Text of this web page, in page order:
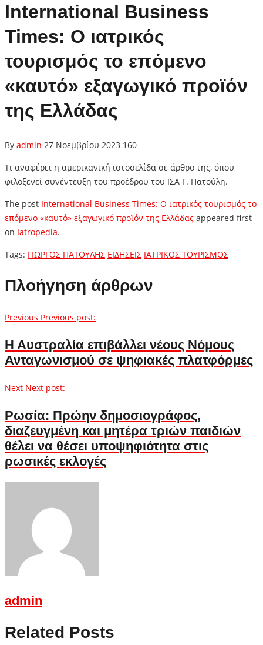
International Business
Times: Ο ιατρικός
τουρισμός το επόμενο
«καυτό» εξαγωγικό προϊόν
της Ελλάδας
By admin 27 Νοεμβρίου 2023 160
Τι αναφέρει η αμερικανική ιστοσελίδα σε άρθρο της, όπου
φιλοξενεί συνέντευξη του προέδρου του ΙΣΑ Γ. Πατούλη.
The post International Business Times: Ο ιατρικός τουρισμός το
επόμενο «καυτό» εξαγωγικό προϊόν της Ελλάδας appeared first
on Iatropedia.
Tags: ΓΙΩΡΓΟΣ ΠΑΤΟΥΛΗΣ ΕΙΔΗΣΕΙΣ ΙΑΤΡΙΚΟΣ ΤΟΥΡΙΣΜΟΣ
Πλοήγηση άρθρων
Previous Previous post:
Η Αυστραλία επιβάλλει νέους Νόμους
Ανταγωνισμού σε ψηφιακές πλατφόρμες
Next Next post:
Ρωσία: Πρώην δημοσιογράφος,
διαζευγμένη και μητέρα τριών παιδιών
θέλει να θέσει υποψηφιότητα στις
ρωσικές εκλογές
admin
Related Posts